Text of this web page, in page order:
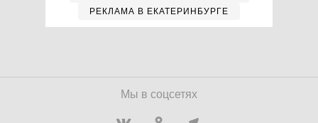
РЕКЛАМА В ЕКАТЕРИНБУРГЕ
Мы в соцсетях